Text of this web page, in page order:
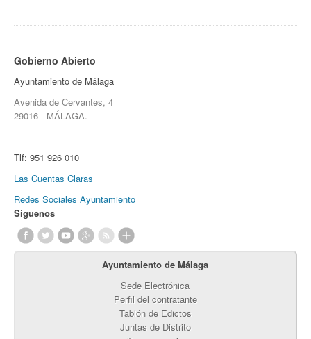
Gobierno Abierto
Ayuntamiento de Málaga
Avenida de Cervantes, 4
29016 - MÁLAGA.
Tlf: 951 926 010
Las Cuentas Claras
Redes Sociales Ayuntamiento
Síguenos
Ayuntamiento de Málaga
Sede Electrónica
Perfil del contratante
Tablón de Edictos
Juntas de Distrito